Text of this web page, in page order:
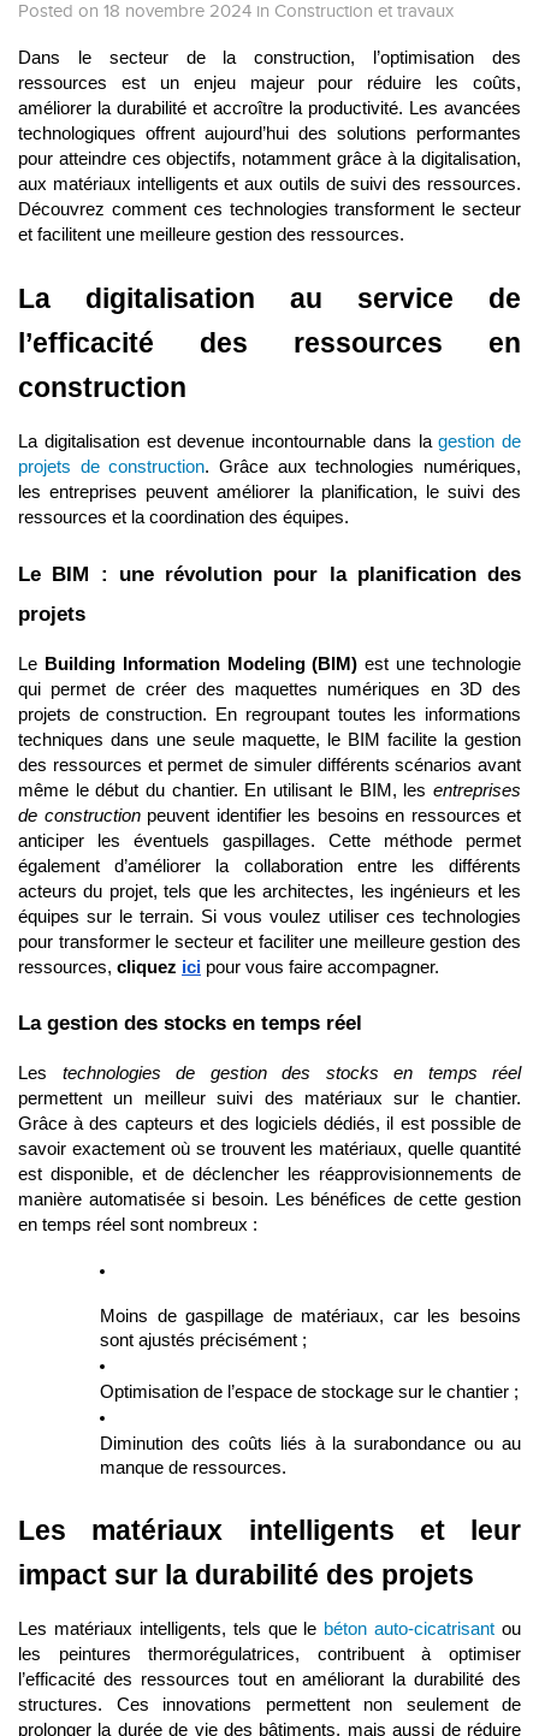
Posted on 18 novembre 2024 in Construction et travaux
Dans le secteur de la construction, l’optimisation des
ressources est un enjeu majeur pour réduire les coûts,
améliorer la durabilité et accroître la productivité. Les avancées
technologiques offrent aujourd’hui des solutions performantes
pour atteindre ces objectifs, notamment grâce à la digitalisation,
aux matériaux intelligents et aux outils de suivi des ressources.
Découvrez comment ces technologies transforment le secteur
et facilitent une meilleure gestion des ressources.
La digitalisation au service de
l’efficacité des ressources en
construction
La digitalisation est devenue incontournable dans lagestion de
projets de construction. Grâce aux technologies numériques,
les entreprises peuvent améliorer la planification, le suivi des
ressources et la coordination des équipes.
Le BIM : une révolution pour la planification des
projets
Le Building Information Modeling (BIM)est une technologie
qui permet de créer des maquettes numériques en 3D des
projets de construction. En regroupant toutes les informations
techniques dans une seule maquette, le BIM facilite la gestion
des ressources et permet de simuler différents scénarios avant
même le début du chantier. En utilisant le BIM, les entreprises
de constructionpeuvent identifier les besoins en ressources et
anticiper les éventuels gaspillages. Cette méthode permet
également d’améliorer la collaboration entre les différents
acteurs du projet, tels que les architectes, les ingénieurs et les
équipes sur le terrain. Si vous voulez utiliser ces technologies
pour transformer le secteur et faciliter une meilleure gestion des
ressources, cliquez ici pour vous faire accompagner.
La gestion des stocks en temps réel
Les technologies de gestion des stocks en temps réel
permettent un meilleur suivi des matériaux sur le chantier.
Grâce à des capteurs et des logiciels dédiés, il est possible de
savoir exactement où se trouvent les matériaux, quelle quantité
est disponible, et de déclencher les réapprovisionnements de
manière automatisée si besoin. Les bénéfices de cette gestion
en temps réel sont nombreux :
Moins de gaspillage de matériaux, car les besoins
sont ajustés précisément ;
Optimisation de l’espace de stockage sur le chantier ;
Diminution des coûts liés à la surabondance ou au
manque de ressources.
Les matériaux intelligents et leur
impact sur la durabilité des projets
Les matériaux intelligents, tels que le béton auto-cicatrisant ou
les peintures thermorégulatrices, contribuent à optimiser
l’efficacité des ressources tout en améliorant la durabilité des
structures. Ces innovations permettent non seulement de
prolonger la durée de vie des bâtiments, mais aussi de réduire